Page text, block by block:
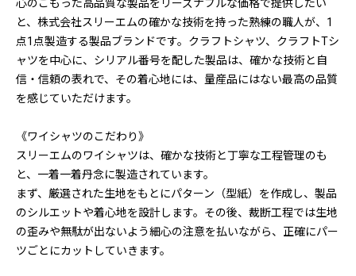
心のこもった高品質な製品をリーズナブルな価格で提供したい
と、株式会社スリーエムの確かな技術を持った熟練の職人が、1
点1点製造する製品ブランドです。クラフトシャツ、クラフトTシ
ャツを中心に、シリアル番号を配した製品は、確かな技術と自
信・信頼の表れで、その着心地には、量産品にはない最高の品質
を感じていただけます。
《ワイシャツのこだわり》
スリーエムのワイシャツは、確かな技術と丁寧な工程管理のも
と、一着一着丹念に製造されています。
まず、厳選された生地をもとにパターン（型紙）を作成し、製品
のシルエットや着心地を設計します。その後、裁断工程では生地
の歪みや無駄が出ないよう細心の注意を払いながら、正確にパー
ツごとにカットしていきます。